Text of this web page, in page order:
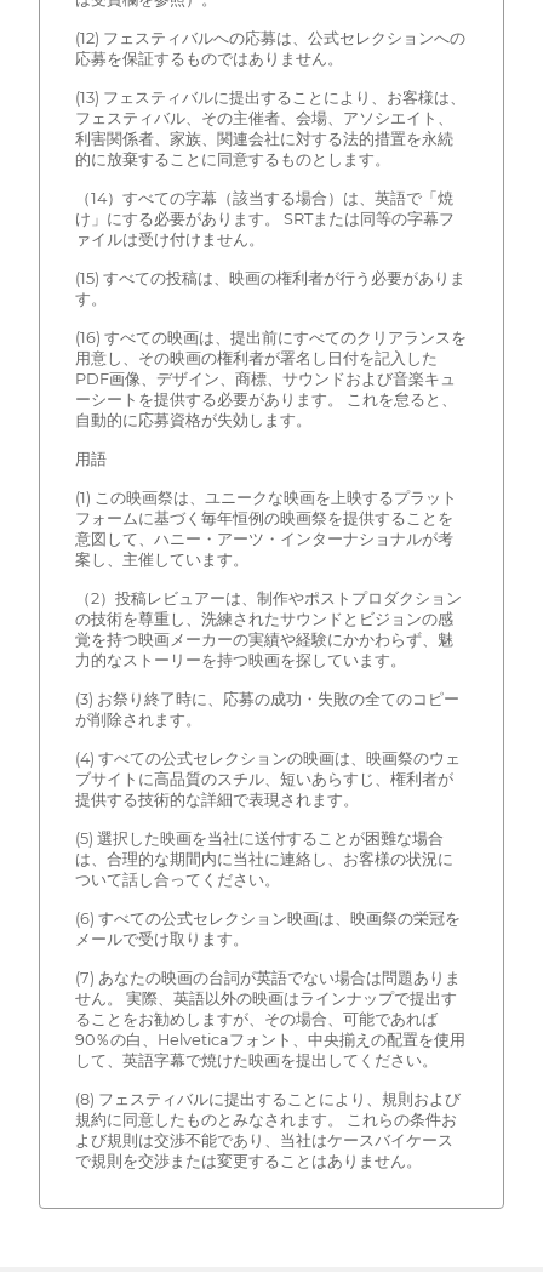
(12) フェスティバルへの応募は、公式セレクションへの
応募を保証するものではありません。
(13) フェスティバルに提出することにより、お客様は、
フェスティバル、その主催者、会場、アソシエイト、
利害関係者、家族、関連会社に対する法的措置を永続
的に放棄することに同意するものとします。
（14）すべての字幕（該当する場合）は、英語で「焼
け」にする必要があります。 SRTまたは同等の字幕フ
ァイルは受け付けません。
(15) すべての投稿は、映画の権利者が行う必要がありま
す。
(16) すべての映画は、提出前にすべてのクリアランスを
用意し、その映画の権利者が署名し日付を記入した
PDF画像、デザイン、商標、サウンドおよび音楽キュ
ーシートを提供する必要があります。 これを怠ると、
自動的に応募資格が失効します。
用語
(1) この映画祭は、ユニークな映画を上映するプラット
フォームに基づく毎年恒例の映画祭を提供することを
意図して、ハニー・アーツ・インターナショナルが考
案し、主催しています。
（2）投稿レビュアーは、制作やポストプロダクション
の技術を尊重し、洗練されたサウンドとビジョンの感
覚を持つ映画メーカーの実績や経験にかかわらず、魅
力的なストーリーを持つ映画を探しています。
(3) お祭り終了時に、応募の成功・失敗の全てのコピー
が削除されます。
(4) すべての公式セレクションの映画は、映画祭のウェ
ブサイトに高品質のスチル、短いあらすじ、権利者が
提供する技術的な詳細で表現されます。
(5) 選択した映画を当社に送付することが困難な場合
は、合理的な期間内に当社に連絡し、お客様の状況に
ついて話し合ってください。
(6) すべての公式セレクション映画は、映画祭の栄冠を
メールで受け取ります。
(7) あなたの映画の台詞が英語でない場合は問題ありま
せん。 実際、英語以外の映画はラインナップで提出す
ることをお勧めしますが、その場合、可能であれば
90％の白、Helveticaフォント、中央揃えの配置を使用
して、英語字幕で焼けた映画を提出してください。
(8) フェスティバルに提出することにより、規則および
規約に同意したものとみなされます。 これらの条件お
よび規則は交渉不能であり、当社はケースバイケース
で規則を交渉または変更することはありません。